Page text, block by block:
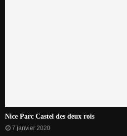
Nice Parc Castel des deux rois
7 janvier 2020